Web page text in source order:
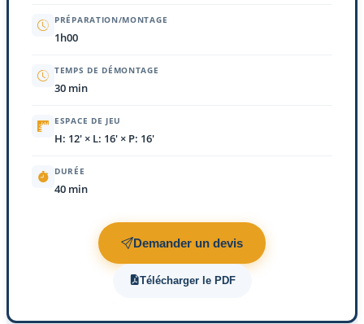
PRÉPARATION/MONTAGE
1h00
TEMPS DE DÉMONTAGE
30 min
ESPACE DE JEU
H: 12' × L: 16' × P: 16'
DURÉE
40 min
Demander un devis
Télécharger le PDF